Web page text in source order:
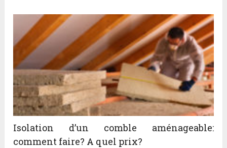
Isolation d’un comble aménageable:
comment faire? A quel prix?